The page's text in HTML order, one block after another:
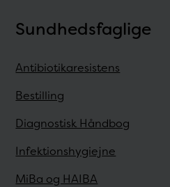
Sundhedsfaglige
Antibiotikaresistens
Bestilling
Diagnostisk Håndbog
Infektionshygiejne
MiBa og HAIBA